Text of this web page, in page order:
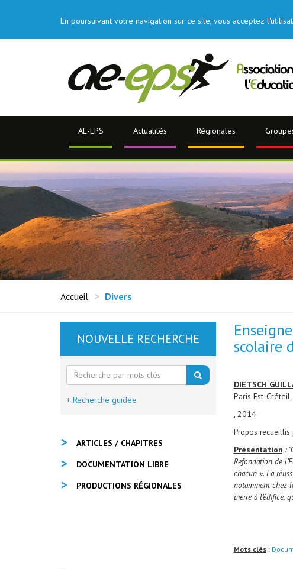
En poursuivant votre navigation sur ce site, vous acceptez
AE-EPS Actualités Régionales
Accueil Divers
scolaire
DIETSCH
Paris Est-
, 2014
Propos recueillis
Présentation:
Refondation de
chacun ». La
notamment chez
pierre à l’édifice,
Mots clés:
NOUVELLE RECHERCHE
+ Recherche guidée
ARTICLES / CHAPITRES
DOCUMENTATION LIBRE
PRODUCTIONS RÉGIONALES